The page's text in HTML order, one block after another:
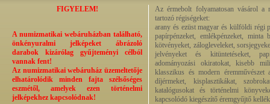
FIGYELEM!
A numizmatikai webáruházban található,
önkényuralmi jelképeket ábrázoló
darabok kizárólag gyűjteményi célból
vannak fent!
Az numizmatikai webáruház üzemeltetője
elhatárolódik minden fajta szélsőséges
eszmétől, amelyek ezen történelmi
jelképekhez kapcsolódnak!
Az érmebolt folyamatosan vásárol a
tartozó régiségeket:
arany és ezüst magyar és külföldi régi
papírpénzeket, emlékpénzeket, minta
kötvényeket, zálogleveleket,
jelvényeket és kitüntetéseket,
adományozási okiratokat, kisebb
klasszikus és modern éremművészet
díjérmeket, kisplasztikákat,
katalógusokat és történelmi
kapcsolódó kiegészítő éremgyűjtő